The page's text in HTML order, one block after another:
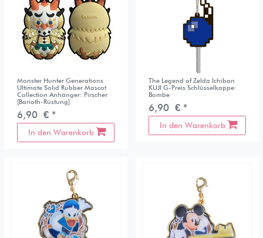
Monster Hunter Generations
Ultimate Solid Rubber Mascot
Collection Anhänger: Pirscher
[Barioth-Rüstung]
6,90 € *
In den Warenkorb
The Legend of Zelda Ichiban
KUJI G-Preis Schlüsselkappe:
Bombe
6,90 € *
In den Warenkorb